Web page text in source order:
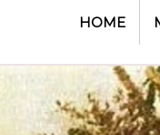
HOME